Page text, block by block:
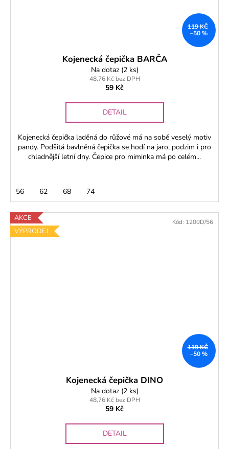
119 KČ
–50 %
Kojenecká čepička BARČA
Na dotaz (2 ks)
48,76 Kč bez DPH
59 Kč
DETAIL
Kojenecká čepička laděná do růžové má na sobě veselý motiv
pandy. Podšitá bavlněná čepička se hodí na jaro, podzim i pro
chladnější letní dny. Čepice pro miminka má po celém...
56 62 68 74
AKCE
VÝPRODEJ
119 KČ
–50 %
Kojenecká čepička DINO
Na dotaz (2 ks)
48,76 Kč bez DPH
59 Kč
DETAIL
Kód: 1200D/56